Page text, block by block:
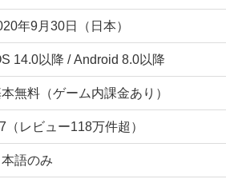
年9月30日（日本）
14.0以降 / Android 8.0以降
無料（ゲーム内課金あり）
（レビュー118万件超）
本語のみ